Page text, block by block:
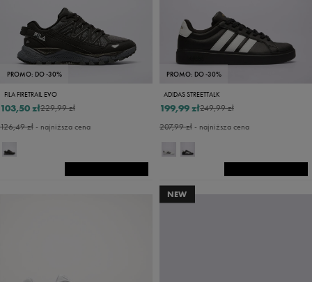
PROMO: DO -30%
FILA FIRETRAIL EVO
229,99 zł
103,50 zł
126,49 zł- najniższa cena
PROMO: DO -30%
ADIDAS STREETTALK
249,99 zł
199,99 zł
207,99 zł- najniższa cena
NEW